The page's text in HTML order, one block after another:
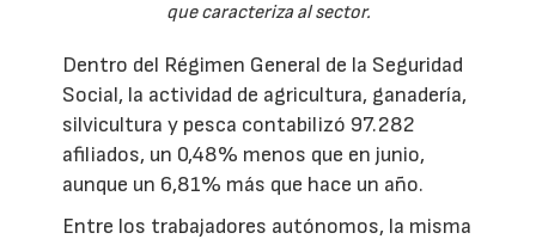
que caracteriza al sector.
Dentro del Régimen General de la Seguridad
Social, la actividad de agricultura, ganadería,
silvicultura y pesca contabilizó 97.282
afiliados, un 0,48% menos que en junio,
aunque un 6,81% más que hace un año.
Entre los trabajadores autónomos, la misma